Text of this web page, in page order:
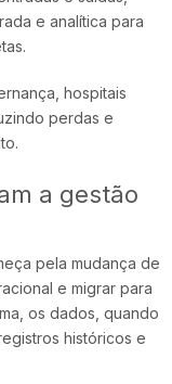
e analítica para
hospitais
perdas e
a gestão
pela mudança de
e migrar para
os dados, quando
históricos e